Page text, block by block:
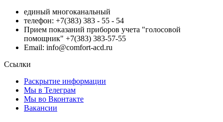
единый многоканальный
телефон: +7(383) 383 - 55 - 54
Прием показаний приборов учета "голосовой
помощник" +7(383) 383-57-55
Email: info@comfort-acd.ru
Ссылки
Раскрытие информации
Мы в Телеграм
Мы во Вконтакте
Вакансии